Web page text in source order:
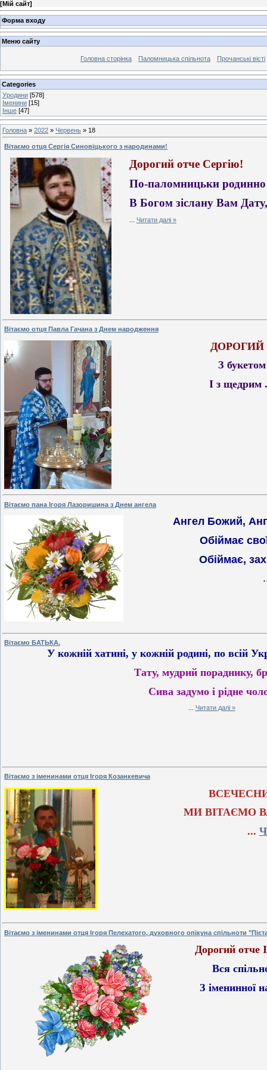
[Мій сайт]
Форма входу
Меню сайту
Головна сторінка Паломницька спільнота Прочанські вісті
Categories
Уродини [578]
Іменини [15]
Інше [47]
Головна » 2022 » Червень » 18
Вітаємо отця Сергія Синовіцького з народинами!
Дорогий отче Сергію!
По-паломницьки родинно
В Богом зіслану Вам
Читати далі »
Вітаємо отця Павла Гачана з Днем народження
ДОРОГИЙ
З букетом
І з щедрим
Вітаємо пана Ігоря Лазоришина з Днем ангела
Ангел Божий,
Обіймає
Обіймає,
Вітаємо БАТЬКА.
У кожній хатині, у кожній родині, по всій
Тату, мудрий пораднику,
Сива задумо і рідне
Читати далі »
Вітаємо з іменинами отця Ігоря Козанкевича
МИ ВІТАЄМО
...
Вітаємо з іменинами отця Ігоря Пелехатого, духовного опікуна спільноти
Дорогий отче
Вся
З іменинної